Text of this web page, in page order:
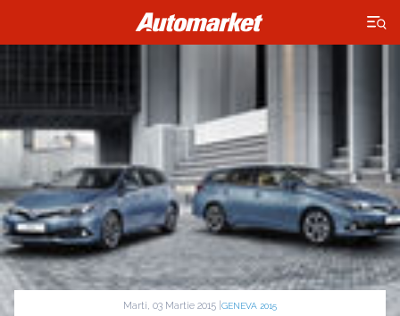
×
Marti, 03 Martie 2015 | GENEVA 2015